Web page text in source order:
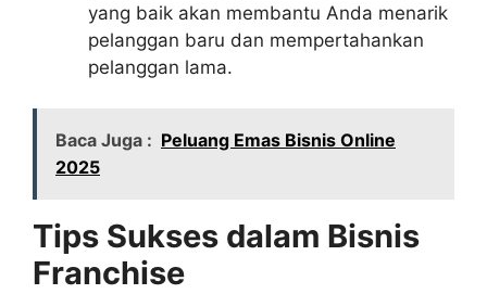
yang baik akan membantu Anda menarik
pelanggan baru dan mempertahankan
pelanggan lama.
Baca Juga : Peluang Emas Bisnis Online
2025
Tips Sukses dalam Bisnis
Franchise